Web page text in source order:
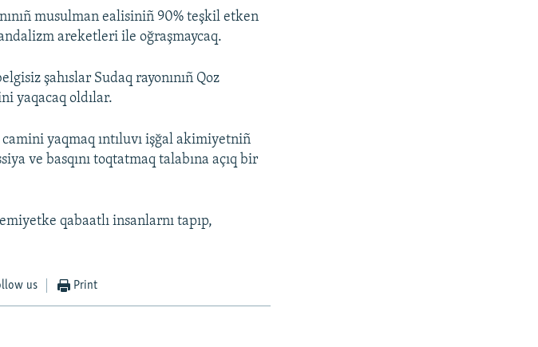
musulman ealisiniñ 90% teşkil etken
areketleri ile oğraşmaycaq.
şahıslar Sudaq rayonınıñ Qoz
yaqacaq oldılar.
yaqmaq ıntıluvı işğal akimiyetniñ
ve basqını toqtatmaq talabına açıq bir
qabaatlı insanlarnı tapıp,
us Print